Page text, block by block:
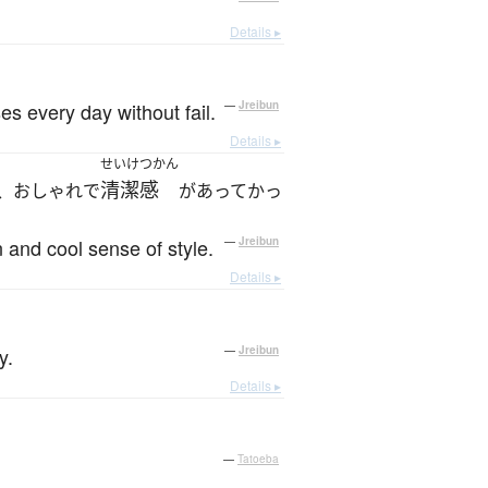
Details ▸
every day without fail. — Jreibun
Details ▸
おしゃれで
せいけつかん
清潔感 があってかっ
cool sense of style. — Jreibun
Details ▸
— Jreibun
Details ▸
— Tatoeba